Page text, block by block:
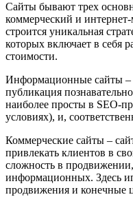
Сайты бывают трех
коммерческий и
строится уникальная
которых включает в себя
стоимости.
Информационные сайты –
публикация
наиболее просты в SEO-
условиях), и,
Коммерческие сайты –
привлекать клиентов в
сложность в
информационных. Здесь
продвижения и конечные